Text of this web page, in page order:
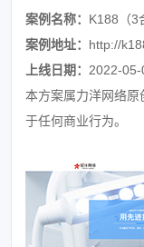
案例名称： K188（3
案例地址： http://
上线日期：2022-05-
本方案属力洋网络原
于任何商业行为。